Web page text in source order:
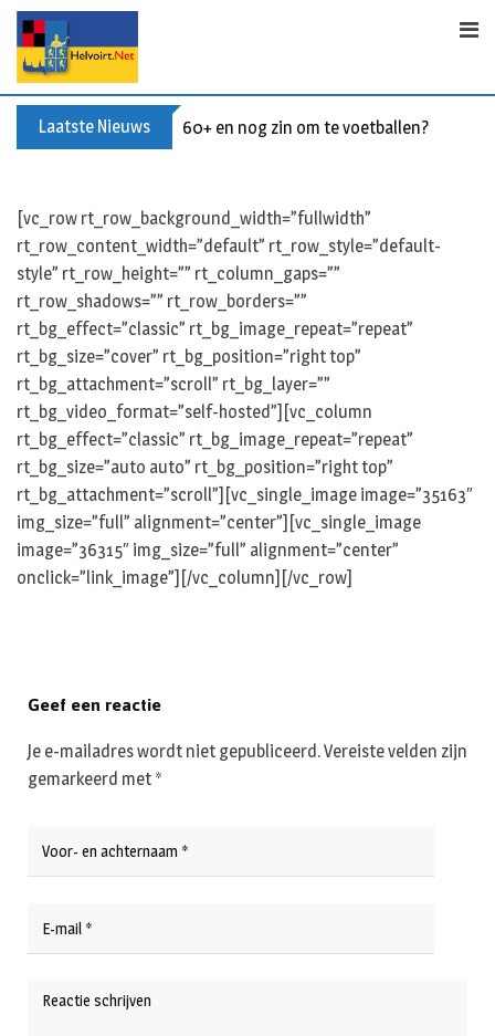
p
Laatste Nieuws 60+ en nog zin om te voetballen? Kom
[vc_row rt_row_background_width=”fullwidth”
rt_row_content_width=”default” rt_row_style=”default-
style” rt_row_height=”” rt_column_gaps=””
rt_row_shadows=”” rt_row_borders=””
rt_bg_effect=”classic” rt_bg_image_repeat=”repeat”
rt_bg_size=”cover” rt_bg_position=”right top”
rt_bg_attachment=”scroll” rt_bg_layer=””
rt_bg_video_format=”self-hosted”][vc_column
rt_bg_effect=”classic” rt_bg_image_repeat=”repeat”
rt_bg_size=”auto auto” rt_bg_position=”right top”
rt_bg_attachment=”scroll”][vc_single_image image=”35163″
img_size=”full” alignment=”center”][vc_single_image
image=”36315″ img_size=”full” alignment=”center”
onclick=”link_image”][/vc_column][/vc_row]
Geef een reactie
Je e-mailadres wordt niet gepubliceerd.Vereiste velden zijn
gemarkeerd met *